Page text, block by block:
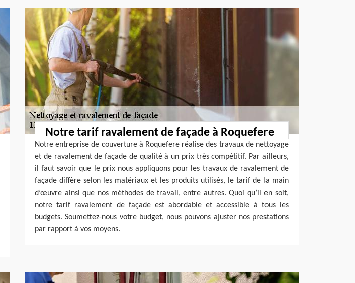
Notre tarif ravalement de façade à Roquefere
Notre entreprise de couverture à Roquefere réalise des travaux de nettoyage
et de ravalement de façade de qualité à un prix très compétitif. Par ailleurs,
il faut savoir que le prix nous appliquons pour les travaux de ravalement de
façade diffère selon les matériaux et les produits utilisés, le tarif de la main
d’œuvre ainsi que nos méthodes de travail, entre autres. Quoi qu’il en soit,
notre tarif ravalement de façade est abordable et accessible à tous les
budgets. Soumettez-nous votre budget, nous pouvons ajuster nos prestations
par rapport à vos moyens.